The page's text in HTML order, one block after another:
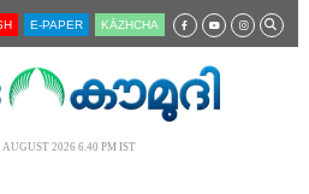
E-PAPER KĀZHCHA
AUGUST 2026 6.40 PM IST